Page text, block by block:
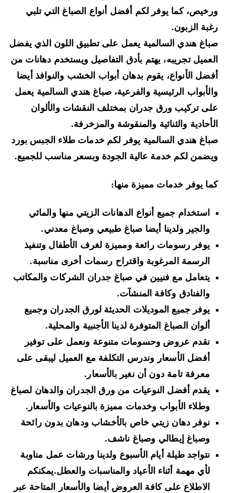
كما يوفر لكم أفضل أنواع الصباغ التي تلبي
الزبون.
هندي السالمية يعمل على تطبيق اللون الذي يفضل
تجريبه، يهتم بأدق التفاصيل ويستخدم دهانات من
الأنواع، يقوم بدهان أبواب الخشب والنوافذ أيضا
الرئيسية والفرعية، صباغ هندي السالمية يعمل
تركيب ورق جدران بمختلف النقشات والألوان
والثنائية والمنقوشة والمزخرفة.
هندي السالمية يوفر لكم خدمات طلاء الجبس بورد
لكم خدمة عالية الجودة وبسعر مناسب للجميع.
يوفر خدمات مميزة منها:
استخدام جميع أنواع الدهانات الزيتي منها والمائي
والجير ولدينا أيضا صباغ طبيعي وصباغ معدني.
يوفر رسومات رائعة ومميزة لغرف الأطفال وتنفيذ
الرسمة المرغوبة واقتراح رسمات أخرى مناسبة.
يتعامل مع فنيين في صباغ جدران الشركات والمكاتب
والفنادق وكافة المنشآت.
يوفر جميع الموديلات الحديثة لورق الجدران وجميع
ألوان الصباغ المتوفرة لدينا الأجنبية والمحلية.
نقدم عروض وحسومات متنوعة ونعمل على توفير
أفضل الأسعار وندرس التكلفة مع العميل ليبقى على
معرفة تامة دون أن نغير بالأسعار.
يقدم أفضل النوعيات من ورق الجدران والدهان لصباغ
وطلاء الأبواب وخدمات مميزة بالنوعيات والأسعار.
نوفر دهان زيتي خاص بالأخشاب ودهان بدون رائحة
وصباغ إيطالي وصباغ ناشف.
نتواجد طيلة أيام الأسبوع ولدينا ورشات عمل مناوبة
لأي مهمة أثناء الأعياد والمناسبات والعطل.يمكنكم
الاطلاع على كافة العروض أيضا والأسعار المتاحة عبر